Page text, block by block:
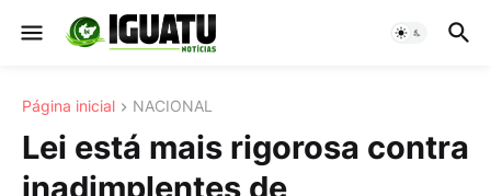
Página inicial NACIONAL
Lei está mais rigorosa contra
inadimplentes de